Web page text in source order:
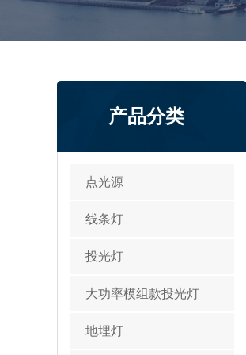
产品分类
点光源
线条灯
投光灯
大功率模组款投光灯
地埋灯